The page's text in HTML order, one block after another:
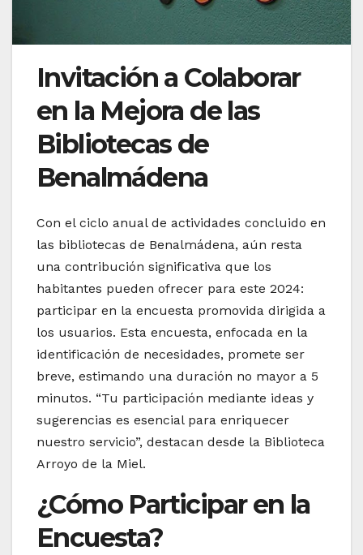
Invitación a Colaborar
en la Mejora de las
Bibliotecas de
Benalmádena
Con el ciclo anual de actividades concluido en
las bibliotecas de Benalmádena, aún resta
una contribución significativa que los
habitantes pueden ofrecer para este 2024:
participar en la encuesta promovida dirigida a
los usuarios. Esta encuesta, enfocada en la
identificación de necesidades, promete ser
breve, estimando una duración no mayor a 5
minutos. “Tu participación mediante ideas y
sugerencias es esencial para enriquecer
nuestro servicio”, destacan desde la Biblioteca
Arroyo de la Miel.
¿Cómo Participar en la
Encuesta?